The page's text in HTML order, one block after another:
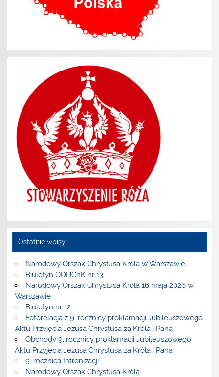
Ostatnie wpisy
Narodowy Orszak Chrystusa Króla w Warszawie
Biuletyn ODIJChK nr 13
Narodowy Orszak Chrystusa Króla 16 maja 2026 w
Warszawie
Biuletyn nr 12
Fotorelacja z 9. rocznicy proklamacji Jubileuszowego
Aktu Przyjęcia Jezusa Chrystusa za Króla i Pana
Obchody 9. rocznicy proklamacji Jubileuszowego
Aktu Przyjęcia Jezusa Chrystusa za Króla i Pana
9. rocznica Intronizacji
Narodowy Orszak Chrystusa Króla